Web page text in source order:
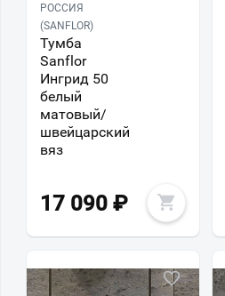
РОССИЯ
(SANFLOR)
Тумба
Sanflor
Ингрид 50
белый
матовый/
швейцарский
вяз
17 090 ₽